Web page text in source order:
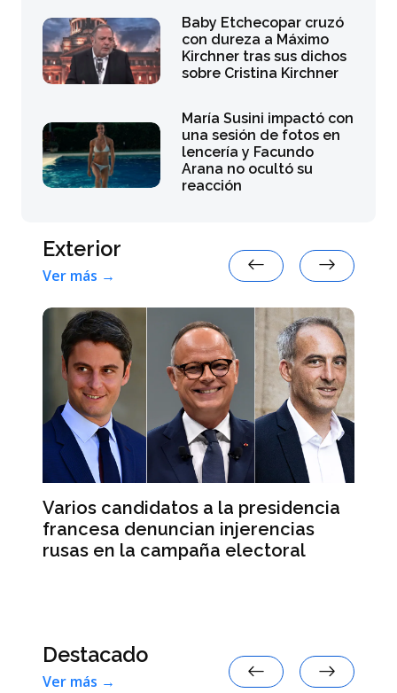
Baby Etchecopar cruzó
con dureza a Máximo
Kirchner tras sus dichos
sobre Cristina Kirchner
María Susini impactó con
una sesión de fotos en
lencería y Facundo
Arana no ocultó su
reacción
Exterior
Ver más →
Varios candidatos a la presidencia
francesa denuncian injerencias
rusas en la campaña electoral
Destacado
Ver más →